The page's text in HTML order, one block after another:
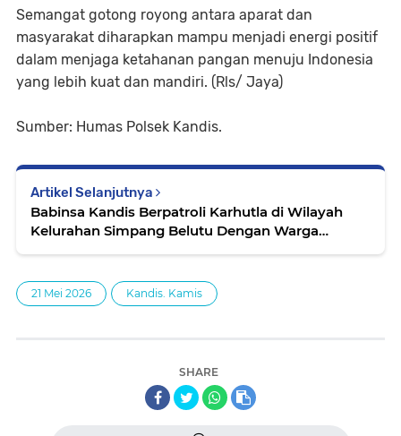
Semangat gotong royong antara aparat dan
masyarakat diharapkan mampu menjadi energi positif
dalam menjaga ketahanan pangan menuju Indonesia
yang lebih kuat dan mandiri. (Rls/ Jaya)
Sumber: Humas Polsek Kandis.
Artikel Selanjutnya
Babinsa Kandis Berpatroli Karhutla di Wilayah
Kelurahan Simpang Belutu Dengan Warga
21 Mei 2026 Kandis. Kamis
SHARE